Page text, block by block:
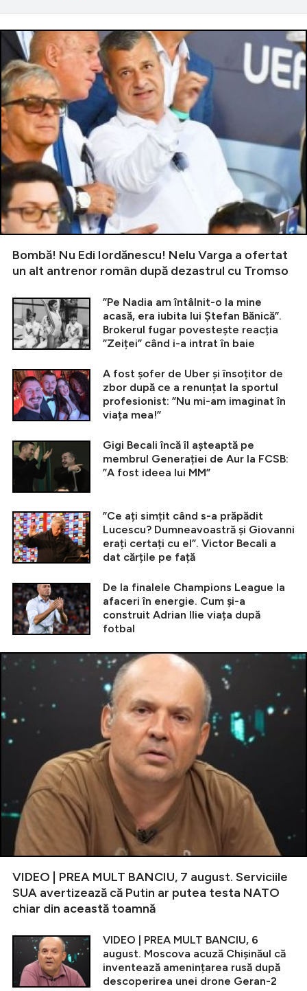
Bombă! Nu Edi Iordănescu! Nelu Varga a ofertat
un alt antrenor român după dezastrul cu Tromso
”Pe Nadia am întâlnit-o la mine
acasă, era iubita lui Ștefan Bănică”.
Brokerul fugar povestește reacția
”Zeiței” când i-a intrat în baie
A fost șofer de Uber și însoțitor de
zbor după ce a renunțat la sportul
profesionist: ”Nu mi-am imaginat în
viața mea!”
Gigi Becali încă îl așteaptă pe
membrul Generației de Aur la FCSB:
”A fost ideea lui MM”
”Ce ați simțit când s-a prăpădit
Lucescu? Dumneavoastră și Giovanni
erați certați cu el”. Victor Becali a
dat cărțile pe față
De la finalele Champions League la
afaceri în energie. Cum și-a
construit Adrian Ilie viața după
fotbal
VIDEO | PREA MULT BANCIU, 7 august. Serviciile
SUA avertizează că Putin ar putea testa NATO
chiar din această toamnă
VIDEO | PREA MULT BANCIU, 6
august. Moscova acuză Chișinăul că
inventează amenințarea rusă după
descoperirea unei drone Geran-2